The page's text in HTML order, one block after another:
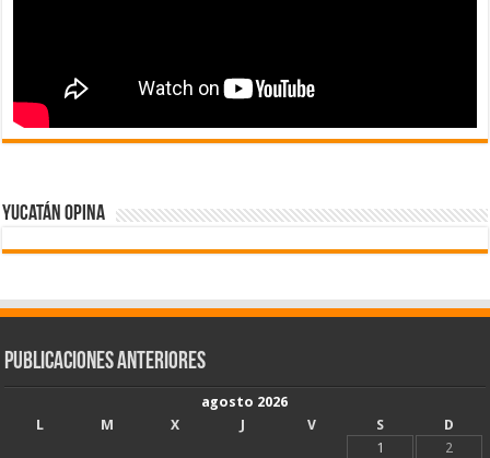
Yucatán Opina
Publicaciones Anteriores
agosto 2026
L
M X J V S
D
1
2